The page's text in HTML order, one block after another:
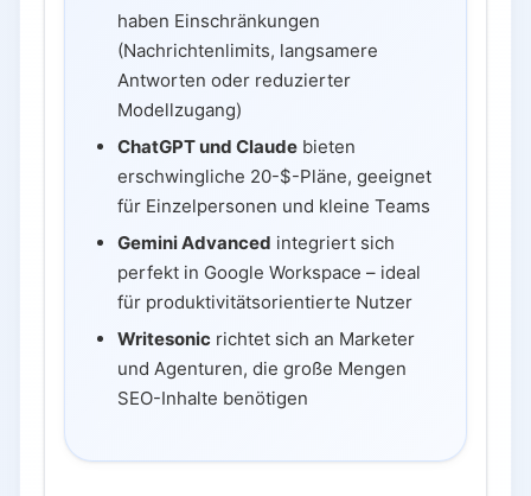
haben Einschränkungen
(Nachrichtenlimits, langsamere
Antworten oder reduzierter
Modellzugang)
ChatGPT und Claude bieten
erschwingliche 20-$-Pläne, geeignet
für Einzelpersonen und kleine Teams
Gemini Advanced integriert sich
perfekt in Google Workspace – ideal
für produktivitätsorientierte Nutzer
Writesonic richtet sich an Marketer
und Agenturen, die große Mengen
SEO-Inhalte benötigen